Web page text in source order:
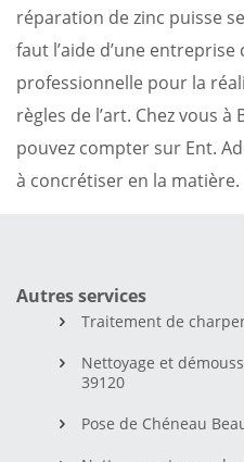
réparation de zinc puisse
faut l’aide d’une
professionnelle pour la
règles de l’art. Chez vous à
pouvez compter sur Ent.
à concrétiser en la matière.
Autres services
Traitement de
Nettoyage et
39120
Pose de Chéneau